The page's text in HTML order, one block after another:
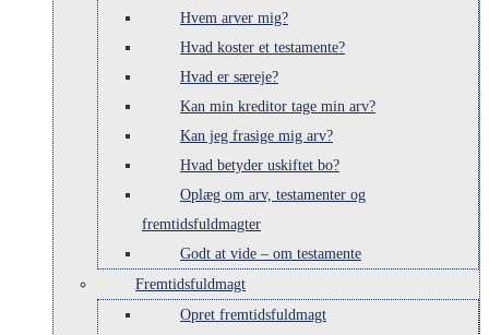
Hvem arver mig?
Hvad koster et testamente?
Hvad er særeje?
Kan min kreditor tage min arv?
Kan jeg frasige mig arv?
Hvad betyder uskiftet bo?
Oplæg om arv, testamenter og
fremtidsfuldmagter
Godt at vide – om testamente
Fremtidsfuldmagt
Opret fremtidsfuldmagt